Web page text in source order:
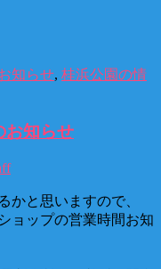
知らせ, 桂浜公園の情
お知らせ
かと思いますので、
ョップの営業時間お知